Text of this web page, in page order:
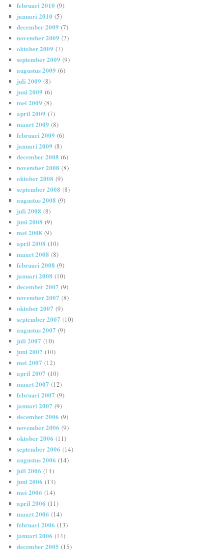
februari 2010 (9)
januari 2010 (5)
december 2009 (7)
november 2009 (7)
oktober 2009 (7)
september 2009 (9)
augustus 2009 (6)
juli 2009 (8)
juni 2009 (6)
mei 2009 (8)
april 2009 (7)
maart 2009 (8)
februari 2009 (6)
januari 2009 (8)
december 2008 (6)
november 2008 (8)
oktober 2008 (9)
september 2008 (8)
augustus 2008 (9)
juli 2008 (8)
juni 2008 (9)
mei 2008 (9)
april 2008 (10)
maart 2008 (8)
februari 2008 (9)
januari 2008 (10)
december 2007 (9)
november 2007 (8)
oktober 2007 (9)
september 2007 (10)
augustus 2007 (9)
juli 2007 (10)
juni 2007 (10)
mei 2007 (12)
april 2007 (10)
maart 2007 (12)
februari 2007 (9)
januari 2007 (9)
december 2006 (9)
november 2006 (9)
oktober 2006 (11)
september 2006 (14)
augustus 2006 (14)
juli 2006 (11)
juni 2006 (13)
mei 2006 (14)
april 2006 (11)
maart 2006 (14)
februari 2006 (13)
januari 2006 (14)
december 2005 (15)